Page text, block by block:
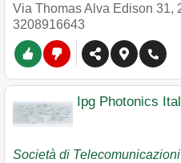
Via Thomas Alva Edison 31,
3208916643
Ipg Photonics
Società di